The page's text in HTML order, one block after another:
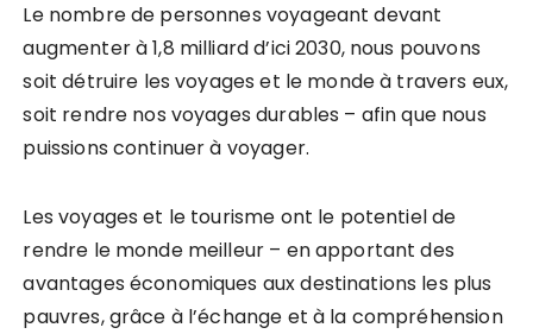
Le nombre de personnes voyageant devant
augmenter à 1,8 milliard d’ici 2030, nous pouvons
soit détruire les voyages et le monde à travers eux,
soit rendre nos voyages durables – afin que nous
puissions continuer à voyager.
Les voyages et le tourisme ont le potentiel de
rendre le monde meilleur – en apportant des
avantages économiques aux destinations les plus
pauvres, grâce à l’échange et à la compréhension